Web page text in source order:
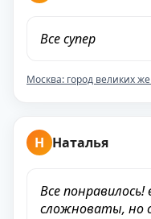
Все супер
Москва: город великих
Н Наталья
Все
сложноваты, но с